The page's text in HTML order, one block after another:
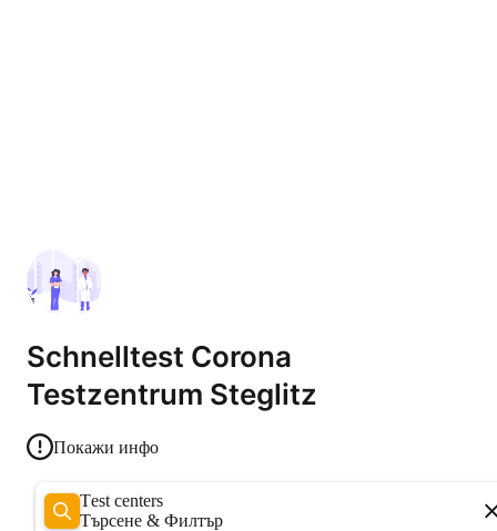
Schnelltest Corona
Testzentrum Steglitz
Покажи инфо
Test centers
Търсене & Филтър